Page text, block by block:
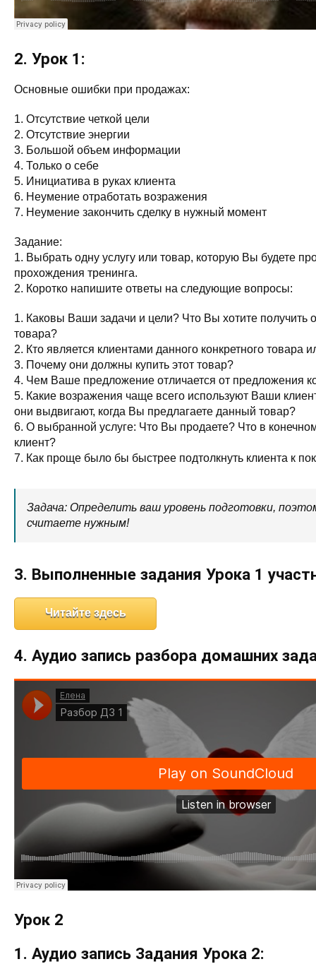
2. Урок 1:
Основные ошибки при продажах:
1. Отсутствие четкой цели
2. Отсутствие энергии
3. Большой объем информации
4. Только о себе
5. Инициатива в руках клиента
6. Неумение отработать возражения
7. Неумение закончить сделку в нужный момент
Задание:
1. Выбрать одну услугу или товар, которую Вы будете
прохождения тренинга.
2. Коротко напишите ответы на следующие вопросы:
1. Каковы Ваши задачи и цели? Что Вы хотите получить
товара?
2. Кто является клиентами данного конкретного товара
3. Почему они должны купить этот товар?
4. Чем Ваше предложение отличается от предложения
5. Какие возражения чаще всего используют Ваши
они выдвигают, когда Вы предлагаете данный товар?
6. О выбранной услуге: Что Вы продаете? Что в
клиент?
7. Как проще было бы быстрее подтолкнуть клиента к
Задача: Определить ваш уровень подготовки,
считаете нужным!
3. Выполненные задания Урока 1
Читайте здесь
4. Аудио запись разбора домашних
Урок 2
1. Аудио запись Задания Урока 2: